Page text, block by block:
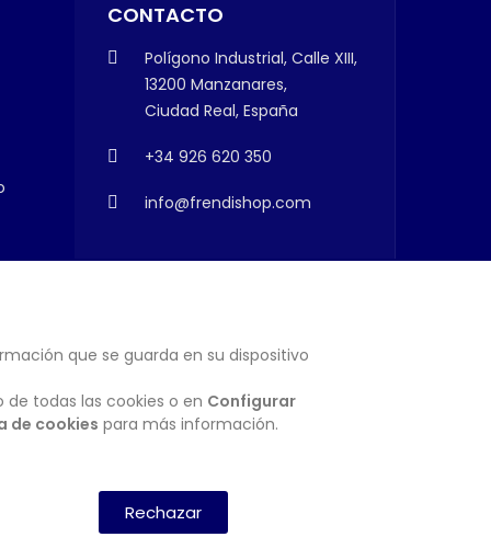
CONTACTO
Polígono Industrial, Calle XIII,
13200 Manzanares,
Ciudad Real, España
+34 926 620 350
info@frendishop.com
SUSCRIBIRSE
que se guarda en su dispositivo
todas las cookies o en Configurar
de cookies para más información.
Rechazar